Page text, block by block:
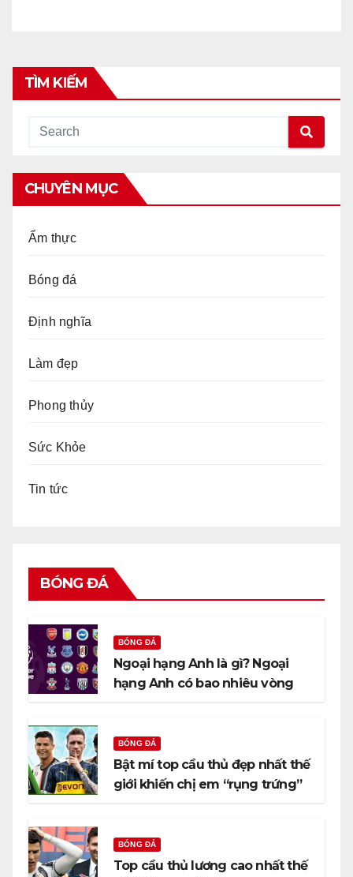
TÌM KIẾM
CHUYÊN MỤC
Ẩm thực
Bóng đá
Định nghĩa
Làm đẹp
Phong thủy
Sức Khỏe
Tin tức
BÓNG ĐÁ
BÓNG ĐÁ
Ngoại hạng Anh là gì? Ngoại
hạng Anh có bao nhiêu vòng
BÓNG ĐÁ
Bật mí top cầu thủ đẹp nhất thế
giới khiến chị em “rụng trứng”
BÓNG ĐÁ
Top cầu thủ lương cao nhất thế